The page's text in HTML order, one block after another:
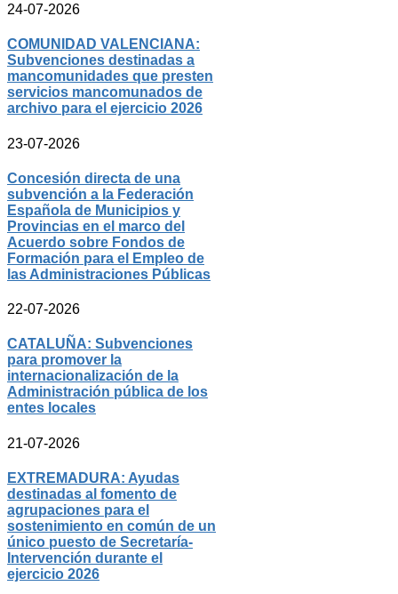
24-07-2026
COMUNIDAD VALENCIANA:
Subvenciones destinadas a
mancomunidades que presten
servicios mancomunados de
archivo para el ejercicio 2026
23-07-2026
Concesión directa de una
subvención a la Federación
Española de Municipios y
Provincias en el marco del
Acuerdo sobre Fondos de
Formación para el Empleo de
las Administraciones Públicas
22-07-2026
CATALUÑA: Subvenciones
para promover la
internacionalización de la
Administración pública de los
entes locales
21-07-2026
EXTREMADURA: Ayudas
destinadas al fomento de
agrupaciones para el
sostenimiento en común de un
único puesto de Secretaría-
Intervención durante el
ejercicio 2026